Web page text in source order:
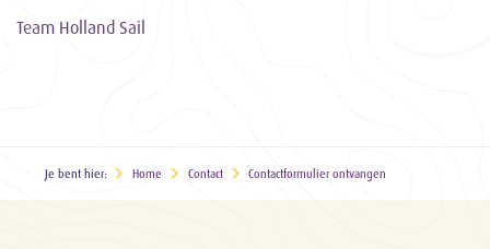
Team Holland Sail
Je bent hier: Home Contact Contactformulier ontvangen